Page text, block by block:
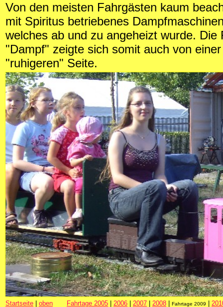
Von den meisten Fahrgästen kaum
mit Spiritus betriebenes
welches ab und zu angeheizt wurde. Die
"Dampf" zeigte sich somit auch von
"ruhigeren" Seite.
Startseite
oben
Fahrtage 2005 2006 2007 2008 Fahrtage 2009